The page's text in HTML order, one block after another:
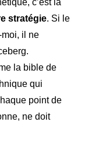
stratégie. Si le
moi, il ne
la bible de
qui
point de
ne doit